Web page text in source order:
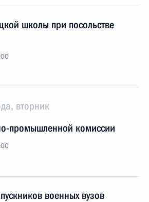
школы при посольстве
вторник
промышленной комиссии
военных вузов